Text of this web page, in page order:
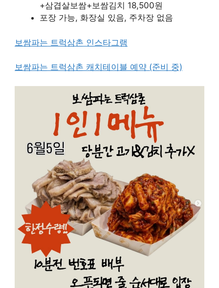
+삼겹살보쌈+보쌈김치 18,500원
포장 가능, 화장실 있음, 주차장 없음
보쌈파는 트럭삼촌 인스타그램
보쌈파는 트럭삼촌 캐치테이블 예약 (준비 중)